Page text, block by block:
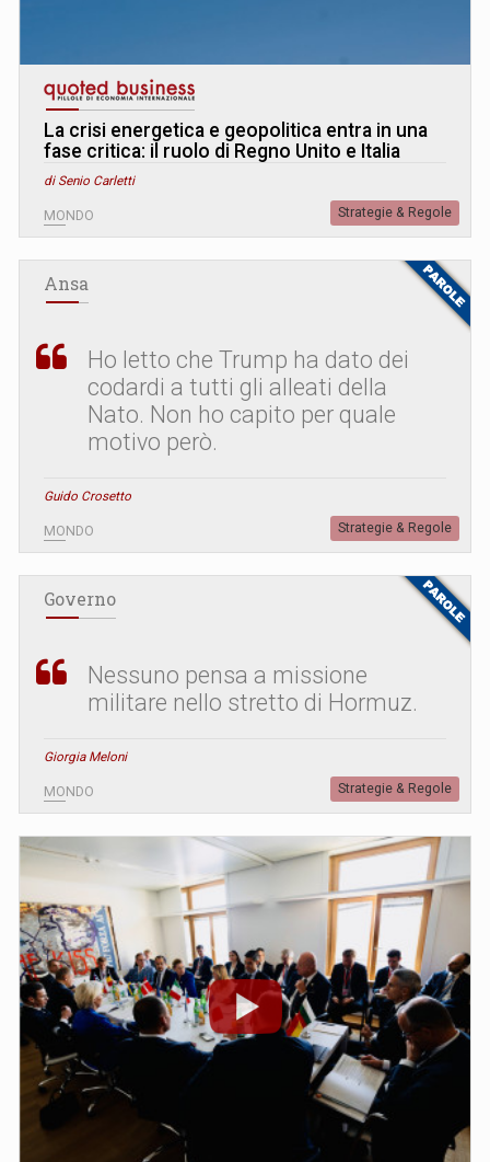
La crisi energetica e geopolitica entra in una
fase critica: il ruolo di Regno Unito e Italia
di Senio Carletti
MONDO Strategie & Regole
Ansa
Ho letto che Trump ha dato dei
codardi a tutti gli alleati della
Nato. Non ho capito per quale
motivo però.
Guido Crosetto
MONDO Strategie & Regole
Governo
Nessuno pensa a missione
militare nello stretto di Hormuz.
Giorgia Meloni
MONDO Strategie & Regole